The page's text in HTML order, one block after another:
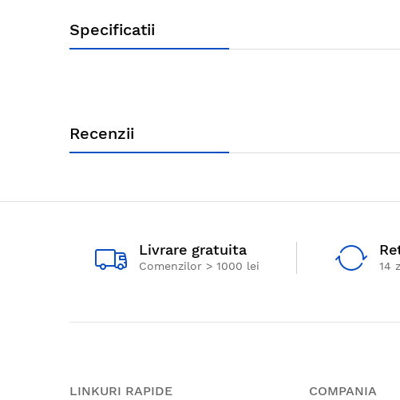
Specificatii
Recenzii
Livrare gratuita
Comenzilor > 1000 lei 14
LINKURI RAPIDE COMPANIA